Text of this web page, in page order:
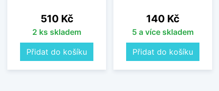
Cena
510 Kč
2 ks skladem
Přidat do košíku
Cena
140 Kč
5 a více skladem
Přidat do košíku